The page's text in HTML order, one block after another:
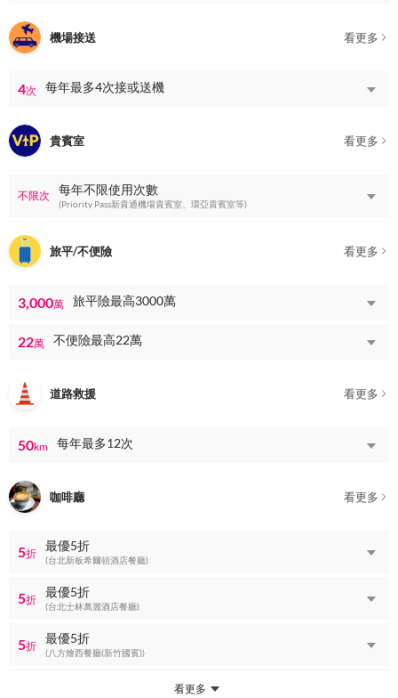
機場接送 看更多
4次 每年最多4次接或送機
貴賓室 看更多
不限次 每年不限使用次數
(Priority Pass新貴通機場貴賓室、環亞貴賓室等)
旅平/不便險 看更多
3,000萬 旅平險最高3000萬
22萬 不便險最高22萬
道路救援 看更多
50km 每年最多12次
咖啡廳 看更多
5折
最優5折
(台北新板希爾頓酒店餐廳)
5折
最優5折
(台北士林萬麗酒店餐廳)
5折
最優5折
(八方燴西餐廳(新竹國賓))
看更多